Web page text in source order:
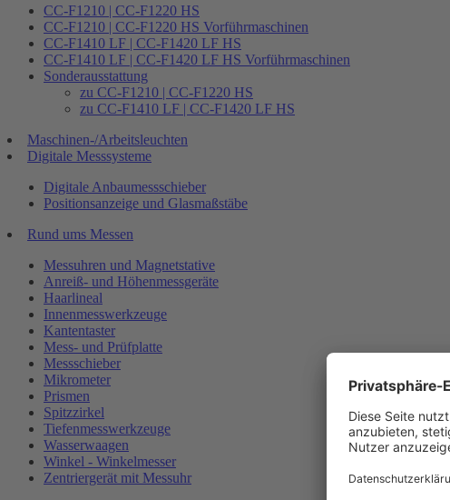
CC-F1210 | CC-F1220 HS
CC-F1210 | CC-F1220 HS Vorführmaschinen
CC-F1410 LF | CC-F1420 LF HS
CC-F1410 LF | CC-F1420 LF HS Vorführmaschinen
Sonderausstattung
zu CC-F1210 | CC-F1220 HS
zu CC-F1410 LF | CC-F1420 LF HS
Maschinen-/Arbeitsleuchten
Digitale Messsysteme
Digitale Anbaumessschieber
Positionsanzeige und Glasmaßstäbe
Rund ums Messen
Messuhren und Magnetstative
Anreiß- und Höhenmessgeräte
Haarlineal
Innenmesswerkzeuge
Kantentaster
Mess- und Prüfplatte
Messschieber
Mikrometer
Prismen
Spitzzirkel
Tiefenmesswerkzeuge
Wasserwaagen
Winkel - Winkelmesser
Zentriergerät mit Messuhr